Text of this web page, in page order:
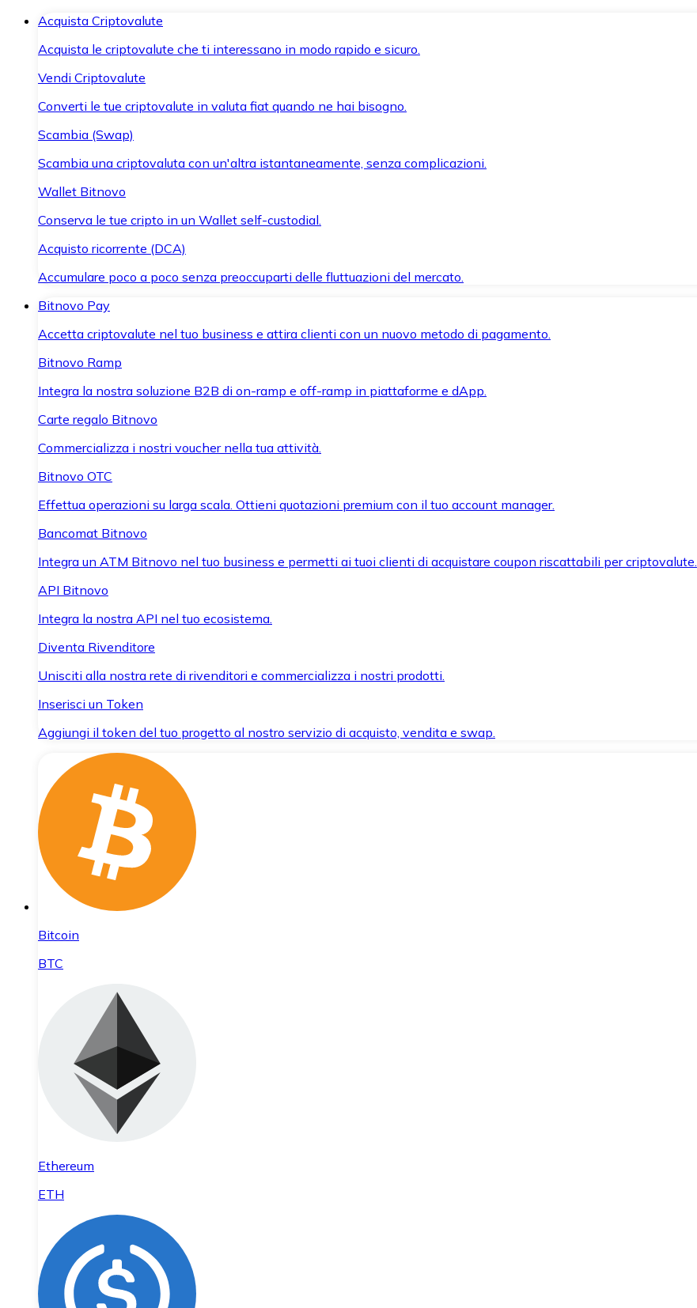
Acquista Criptovalute
Acquista le criptovalute che ti interessano in modo rapido e sicuro.
Vendi Criptovalute
Converti le tue criptovalute in valuta fiat quando ne hai bisogno.
Scambia (Swap)
Scambia una criptovaluta con un'altra istantaneamente, senza complicazioni.
Wallet Bitnovo
Conserva le tue cripto in un Wallet self-custodial.
Acquisto ricorrente (DCA)
Accumulare poco a poco senza preoccuparti delle fluttuazioni del mercato.
Bitnovo Pay
Accetta criptovalute nel tuo business e attira clienti con un nuovo metodo di pagamento.
Bitnovo Ramp
Integra la nostra soluzione B2B di on-ramp e off-ramp in piattaforme e dApp.
Carte regalo Bitnovo
Commercializza i nostri voucher nella tua attività.
Bitnovo OTC
Effettua operazioni su larga scala. Ottieni quotazioni premium con il tuo account manager.
Bancomat Bitnovo
Integra un ATM Bitnovo nel tuo business e permetti ai tuoi clienti di acquistare coupon riscattabili per criptovalute.
API Bitnovo
Integra la nostra API nel tuo ecosistema.
Diventa Rivenditore
Unisciti alla nostra rete di rivenditori e commercializza i nostri prodotti.
Inserisci un Token
Aggiungi il token del tuo progetto al nostro servizio di acquisto, vendita e swap.
Bitcoin
BTC
Ethereum
ETH